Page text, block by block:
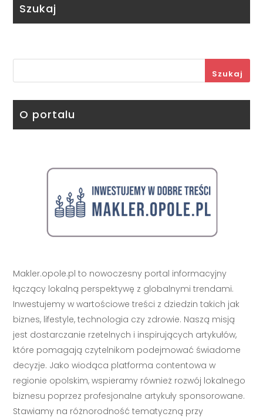
Szukaj
Szukaj
O portalu
Makler.opole.pl to nowoczesny portal informacyjny
łączący lokalną perspektywę z globalnymi trendami.
Inwestujemy w wartościowe treści z dziedzin takich jak
biznes, lifestyle, technologia czy zdrowie. Naszą misją
jest dostarczanie rzetelnych i inspirujących artykułów,
które pomagają czytelnikom podejmować świadome
decyzje. Jako wiodąca platforma contentowa w
regionie opolskim, wspieramy również rozwój lokalnego
biznesu poprzez profesjonalne artykuły sponsorowane.
Stawiamy na różnorodność tematyczną przy